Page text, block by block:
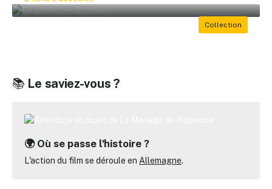
📚 Le saviez-vous ?
🌍 Où se passe l'histoire ?
L'action du film se déroule en Allemagne.